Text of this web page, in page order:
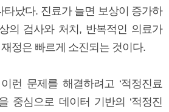
타났다. 진료가 늘면 보상이 증가하
의 검사와 처치, 반복적인 의료가
정은 빠르게 소진되는 것이다.
런 문제를 해결하려고 ‘적정진료
중심으로 데이터 기반의 ‘적정진